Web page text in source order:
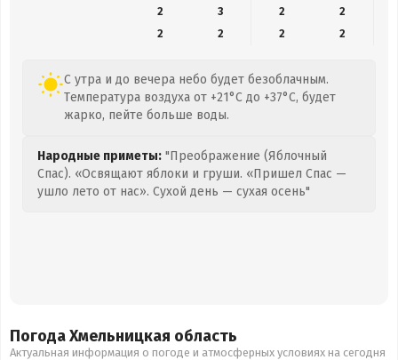
2
3 2
2
2
2 2 2
С утра и до вечера небо будет безоблачным.
Температура воздуха от +21°C до +37°C, будет
жарко, пейте больше воды.
Народные приметы: "Преображение (Яблочный
Спас). «Освящают яблоки и груши. «Пришел Спас —
ушло лето от нас». Сухой день — сухая осень"
Погода Хмельницкая область
Актуальная информация о погоде и атмосферных условиях на сегодня